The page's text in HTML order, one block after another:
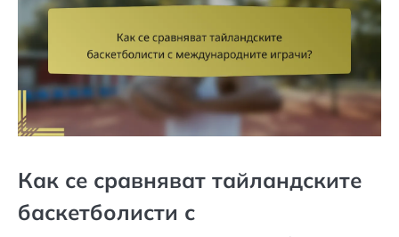
Как се сравняват тайландските
баскетболисти с